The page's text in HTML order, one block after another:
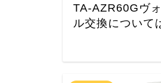
TA-AZR60Gヴ
ル交換について